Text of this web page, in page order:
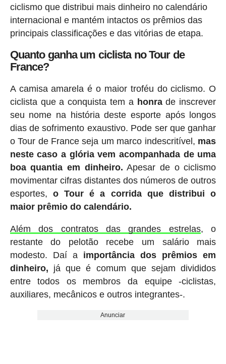
ciclismo que distribui mais dinheiro no calendário
internacional e mantém intactos os prêmios das
principais classificações e das vitórias de etapa.
Quanto ganha um ciclista no Tour de
France?
A camisa amarela é o maior troféu do ciclismo. O
ciclista que a conquista tem a honrade inscrever
seu nome na história deste esporte após longos
dias de sofrimento exaustivo. Pode ser que ganhar
o Tour de France seja um marco indescritível, mas
neste caso a glória vem acompanhada de uma
boa quantia em dinheiro. Apesar de o ciclismo
movimentar cifras distantes dos números de outros
esportes, o Tour é a corrida que distribui o
maior prêmio do calendário.
Além dos contratos das grandes estrelas, o
restante do pelotão recebe um salário mais
modesto. Daí a importância dos prêmios em
dinheiro, já que é comum que sejam divididos
entre todos os membros da equipe -ciclistas,
auxiliares, mecânicos e outros integrantes-.
Anunciar